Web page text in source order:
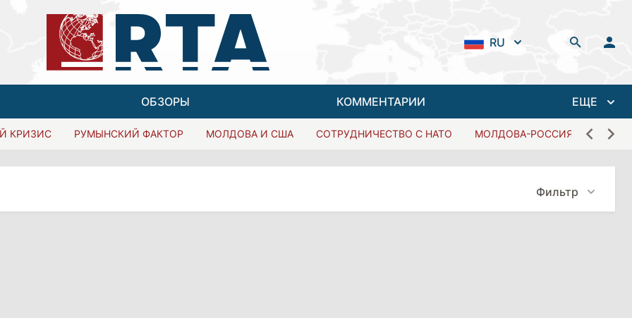
RU
ОБЗОРЫ КОММЕНТАРИИ ЕЩЕ
КРИЗИС РУМЫНСКИЙ ФАКТОР МОЛДОВА И США СОТРУДНИЧЕСТВО С НАТО МОЛДОВА-РОССИЯ
Фильтр